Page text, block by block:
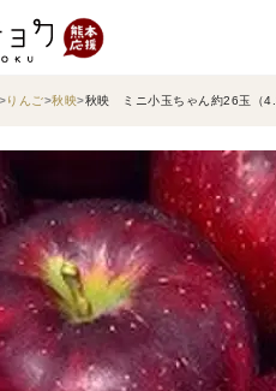
りんご 秋映 秋映 ミニ小玉ちゃん約26玉（